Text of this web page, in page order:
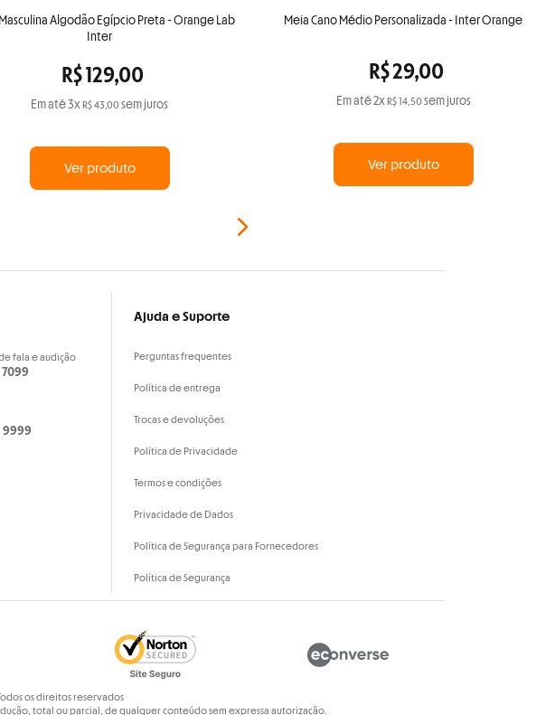
Algodão Egípcio Preta - Orange Lab
Inter
R$129,00
Em até3x R$43,00sem juros
Ver produto
Meia Cano Médio Personalizada - Inter Orange
R$29,00
Em até2x R$14,50sem juros
Ver produto
fala e audição
9999
Ajuda e Suporte
Perguntas frequentes
Política de entrega
Trocas e devoluções
Política de Privacidade
Termos e condições
Privacidade de Dados
Política de Segurança para Fornecedores
Política de Segurança
os direitos reservados
total ou parcial, de qualquer conteúdo sem expressa autorização.